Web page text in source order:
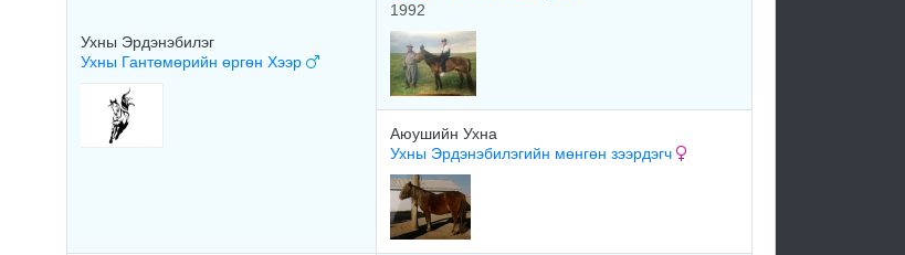
Ухны Эрдэнэбилэг
Ухны Гантөмөрийн өргөн Хээр
1992
Аюушийн Ухна
Ухны Эрдэнэбилэгийн мөнгөн зээрдэгч